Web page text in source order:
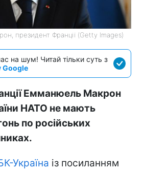
президент Франції (Getty Images)
на шум! Читай тільки суть з
Google
Емманюель Макрон
НАТО не мають
по російських
Україна із посиланням